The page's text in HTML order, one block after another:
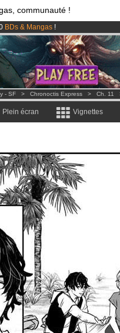
communauté !
BDs & Mangas !
de3.95 eurospar mois !Clique ici
lancé
- SF > Chronoctis Express > Ch. 11
Plein écran Vignettes